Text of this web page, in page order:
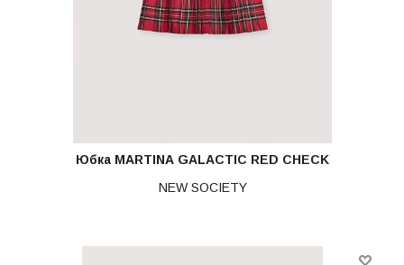
Юбка MARTINA GALACTIC RED CHECK
NEW SOCIETY